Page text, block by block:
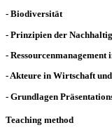
- Biodiversität
- Prinzipien der
-
- Akteure in Wirtschaft
- Grundlagen
Teaching method